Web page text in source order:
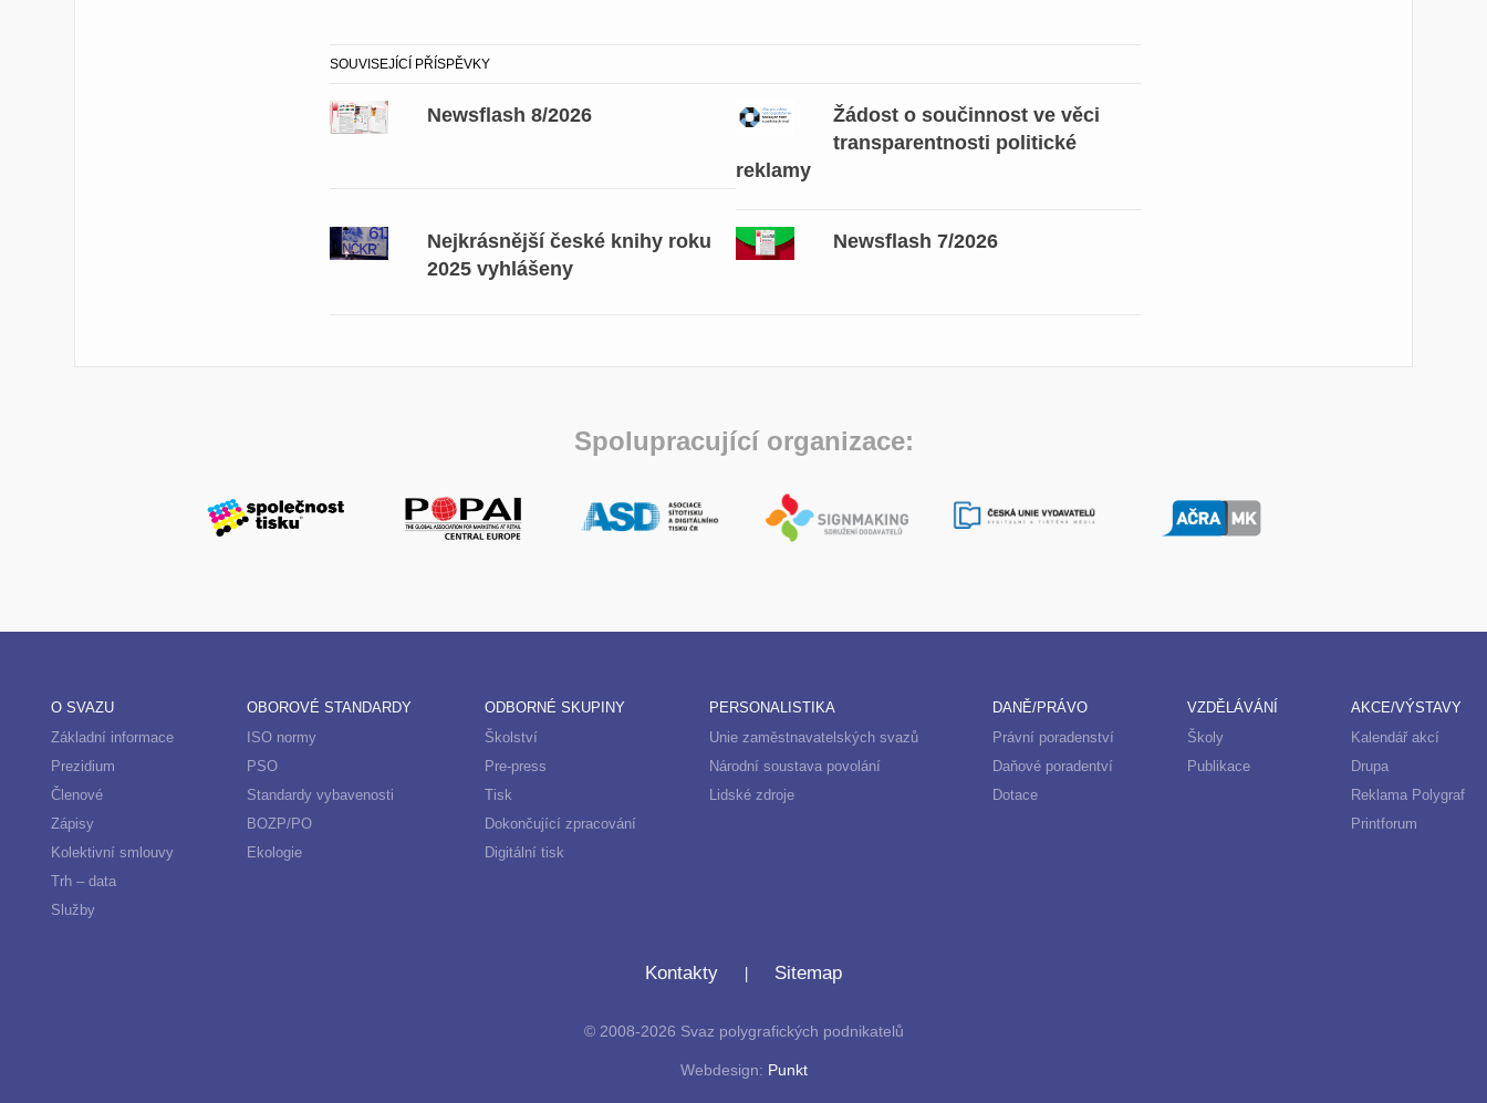
SOUVISEJÍCÍ PŘÍSPĚVKY
Newsflash 8/2026
Žádost o součinnost ve věci
transparentnosti politické
reklamy
Nejkrásnější české knihy roku
2025 vyhlášeny
Newsflash 7/2026
Spolupracující organizace:
O SVAZU
Základní informace
Prezidium
Členové
Zápisy
Kolektivní smlouvy
Trh – data
Služby
OBOROVÉ STANDARDY
ISO normy
PSO
Standardy vybavenosti
BOZP/PO
Ekologie
ODBORNÉ SKUPINY
Školství
Pre-press
Tisk
Dokončující zpracování
Digitální tisk
PERSONALISTIKA
Unie zaměstnavatelských svazů
Národní soustava povolání
Lidské zdroje
DANĚ/PRÁVO
Právní poradenství
Daňové poradentví
Dotace
VZDĚLÁVÁNÍ
Školy
Publikace
AKCE/VÝSTAVY
Kalendář akcí
Drupa
Reklama Polygraf
Printforum
Kontakty | Sitemap
© 2008-2026 Svaz polygrafických podnikatelů
Webdesign: Punkt